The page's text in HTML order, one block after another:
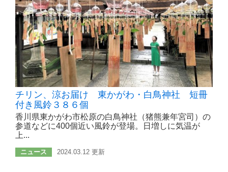
チリン、涼お届け 東かがわ・白鳥神社 短冊
付き風鈴３８６個
香川県東かがわ市松原の白鳥神社（猪熊兼年宮司）の
参道などに400個近い風鈴が登場。日増しに気温が
上...
ニュース 2024.03.12 更新